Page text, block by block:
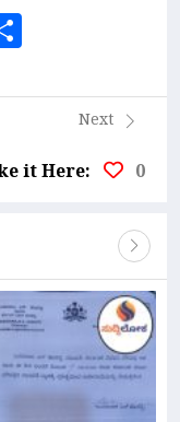
Next
it Here: 0